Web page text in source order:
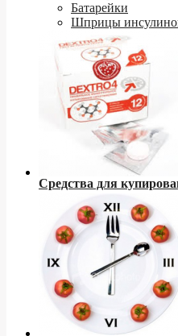
Батарейки
Шприцы
Средства для